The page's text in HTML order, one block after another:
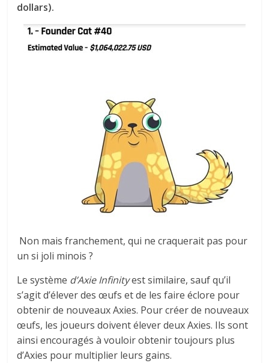
dollars).
Non mais franchement, qui ne craquerait pas pour
un si joli minois ?
Le système d’Axie Infinityest similaire, sauf qu’il
s’agit d’élever des œufs et de les faire éclore pour
obtenir de nouveaux Axies. Pour créer de nouveaux
œufs, les joueurs doivent élever deux Axies. Ils sont
ainsi encouragés à vouloir obtenir toujours plus
d’Axies pour multiplier leurs gains.